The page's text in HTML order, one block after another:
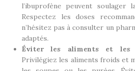
l’ibuprofène peuvent soulager
Respectez les doses
n’hésitez pas à consulter un
adaptés.
Éviter les aliments et les
Privilégiez les aliments froids et